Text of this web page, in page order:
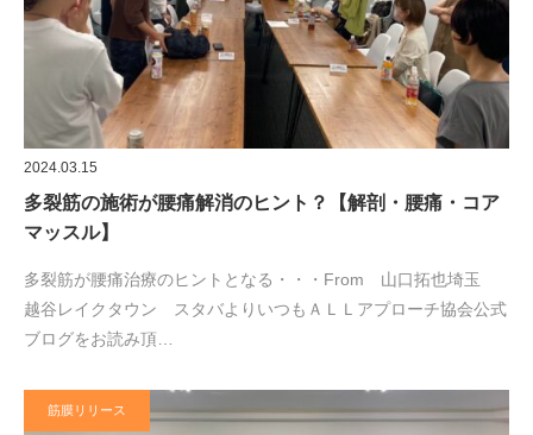
2024.03.15
多裂筋の施術が腰痛解消のヒント？【解剖・腰痛・コア
マッスル】
多裂筋が腰痛治療のヒントとなる・・・From 山口拓也埼玉
越谷レイクタウン スタバよりいつもＡＬＬアプローチ協会公式
ブログをお読み頂…
筋膜リリース